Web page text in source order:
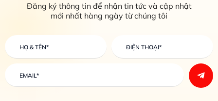
Đăng ký thông tin để nhận tin tức và cập nhật
mới nhất hàng ngày từ chúng tôi